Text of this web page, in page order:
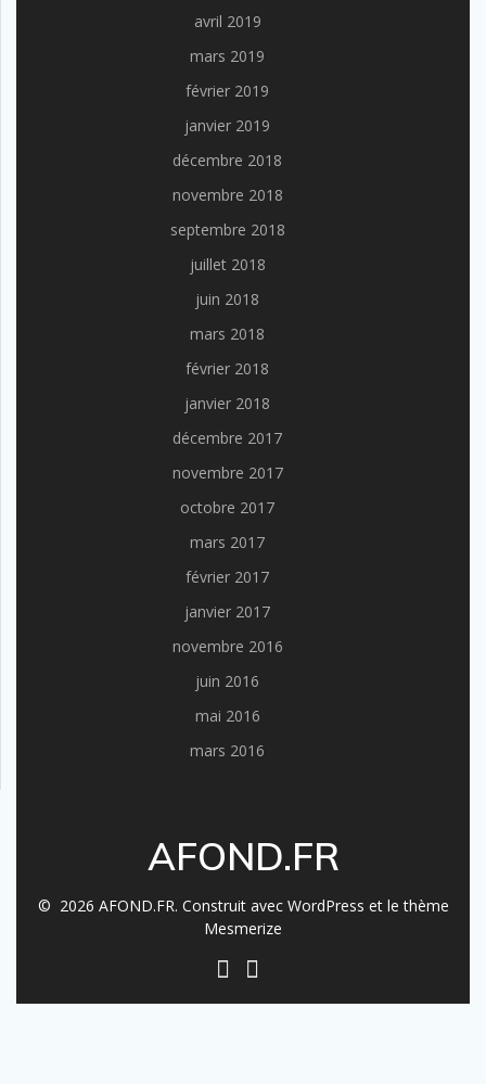
avril 2019
mars 2019
février 2019
janvier 2019
décembre 2018
novembre 2018
septembre 2018
juillet 2018
juin 2018
mars 2018
février 2018
janvier 2018
décembre 2017
novembre 2017
octobre 2017
mars 2017
février 2017
janvier 2017
novembre 2016
juin 2016
mai 2016
mars 2016
AFOND.FR
© 2026 AFOND.FR. Construit avec WordPress et lethème
Mesmerize